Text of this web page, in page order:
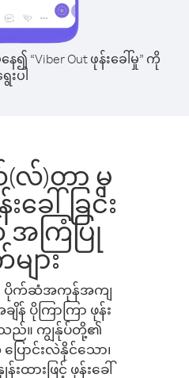
ေ၍ “Viber Out ဖုန်းခေါ်မှု” ကို
းပါ
လ်)တာ မှ
ခေါ်ခြင်း
ကြံပြု
ျား
ပိုက်ဆံအကုန်အကျ
ျိန် ပိုကြာကြာ ဖုန်း
ါသည်။ ကျွန်ုပ်တို့၏
ောင်းလဲနိုင်သော၊
ားဖြင့် ဖုန်းခေါ်